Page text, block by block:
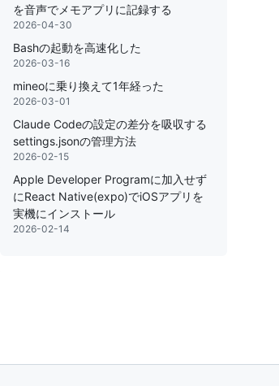
を音声でメモアプリに記録する
2026-04-30
Bashの起動を高速化した
2026-03-16
mineoに乗り換えて1年経った
2026-03-01
Claude Codeの設定の差分を吸収する
settings.jsonの管理方法
2026-02-15
Apple Developer Programに加入せず
にReact Native(expo)でiOSアプリを
実機にインストール
2026-02-14